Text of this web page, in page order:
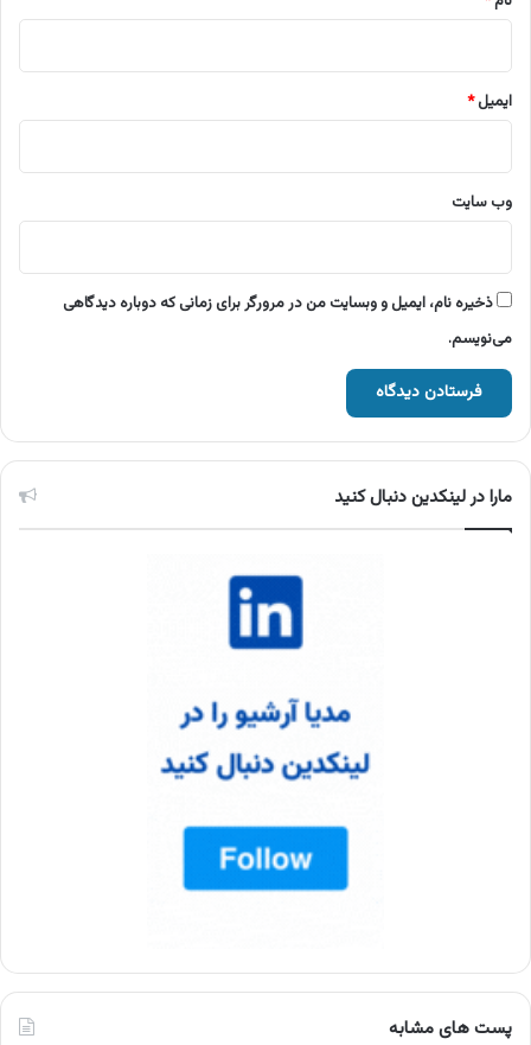
ایمیل*
وب‌ سایت
ذخیره نام، ایمیل و وبسایت من در مرورگر برای زمانی که دوباره دیدگاهی
می‌نویسم.
مارا در لینکدین دنبال کنید
پست های مشابه